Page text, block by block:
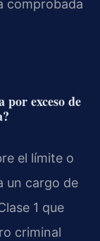
comprobada
por exceso de
el límite o
un cargo de
1 que
criminal